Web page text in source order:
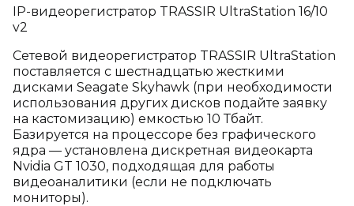
IP-видеорегистратор TRASSIR UltraStation 16/10
v2
Сетевой видеорегистратор TRASSIR UltraStation
поставляется с шестнадцатью жесткими
дисками Seagate Skyhawk (при необходимости
использования других дисков подайте заявку
на кастомизацию) емкостью 10 Тбайт.
Базируется на процессоре без графического
ядра — установлена дискретная видеокарта
Nvidia GT 1030, подходящая для работы
видеоаналитики (если не подключать
мониторы).